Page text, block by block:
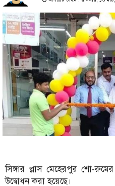
সিঙ্গার প্লাস মেহেরপুর শো-
উদ্বোধন করা হয়েছে।